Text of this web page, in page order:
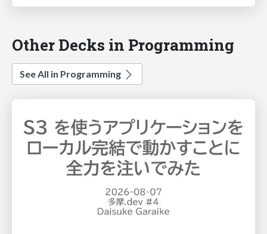
Other Decks in Programming
See All in Programming